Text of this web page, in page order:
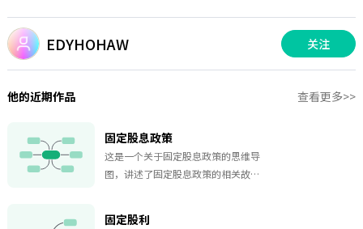
EDYHOHAW 关注
他的近期作品 查看更多>>
固定股息政策
这是一个关于固定股息政策的思维导
图，讲述了固定股息政策的相关故
固定股利